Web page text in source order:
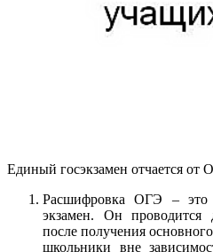
Единый госэкзамен отчается от
Расшифровка ОГЭ – это
экзамен. Он проводится
после получения
школьники вне